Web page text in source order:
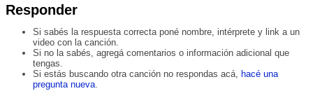
Responder
Si sabés la respuesta correcta poné nombre, intérprete y link a un
video con la canción.
Si no la sabés, agregá comentarios o información adicional que
tengas.
Si estás buscando otra canción no respondas acá, hacé una
pregunta nueva.